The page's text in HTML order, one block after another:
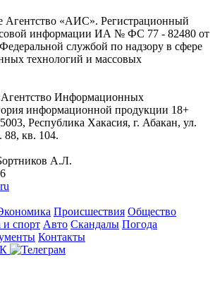
«АИС». Регистрационный
информации ИА № ФС 77 - 82480 от
службой по надзору в сфере
технологий и массовых
Информационных
информационной продукции 18+
Республика Хакасия, г. Абакан, ул.
кв. 104.
А.Л.
Происшествия Общество
и спорт Авто Скандалы Погода
Контакты